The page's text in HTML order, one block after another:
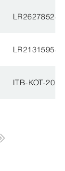
ITB-KOT-